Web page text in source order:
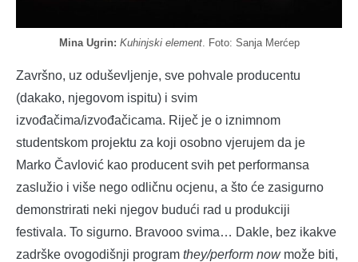
Mina Ugrin: Kuhinjski element. Foto: Sanja Merćep
Završno, uz oduševljenje, sve pohvale producentu
(dakako, njegovom ispitu) i svim
izvođačima/izvođačicama. Riječ je o iznimnom
studentskom projektu za koji osobno vjerujem da je
Marko Čavlović kao producent svih pet performansa
zaslužio i više nego odličnu ocjenu, a što će zasigurno
demonstrirati neki njegov budući rad u produkciji
festivala. To sigurno. Bravooo svima… Dakle, bez ikakve
zadrške ovogodišnji program they/perform nowmože biti,